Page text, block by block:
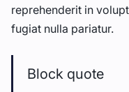
reprehenderit in
fugiat nulla pariatur.
Block quote